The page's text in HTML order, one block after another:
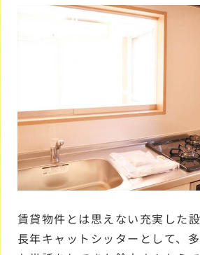
賃貸物件とは思えない充実した
長年キャットシッターとして、